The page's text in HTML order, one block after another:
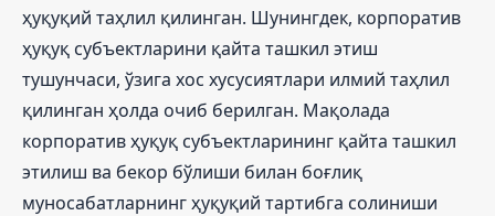
ҳуқуқий таҳлил қилинган. Шунингдек, корпоратив
ҳуқуқ субъектларини қайта ташкил этиш
тушунчаси, ўзига хос хусусиятлари илмий таҳлил
қилинган ҳолда очиб берилган. Мақолада
корпоратив ҳуқуқ субъектларининг қайта ташкил
этилиш ва бекор бўлиши билан боғлиқ
муносабатларнинг ҳуқуқий тартибга солиниши